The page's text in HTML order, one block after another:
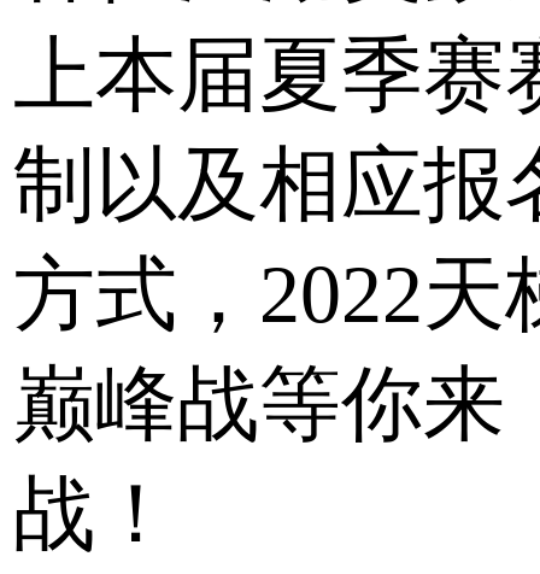
上本届夏季赛
制以及相应报
方式，2022天
巅峰战等你来
战！